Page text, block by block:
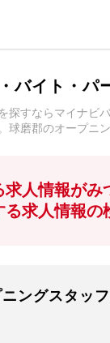
バイト・パ
すならマイナビ
磨郡のオープニ
人情報がみ
求人情報の
ングスタッ